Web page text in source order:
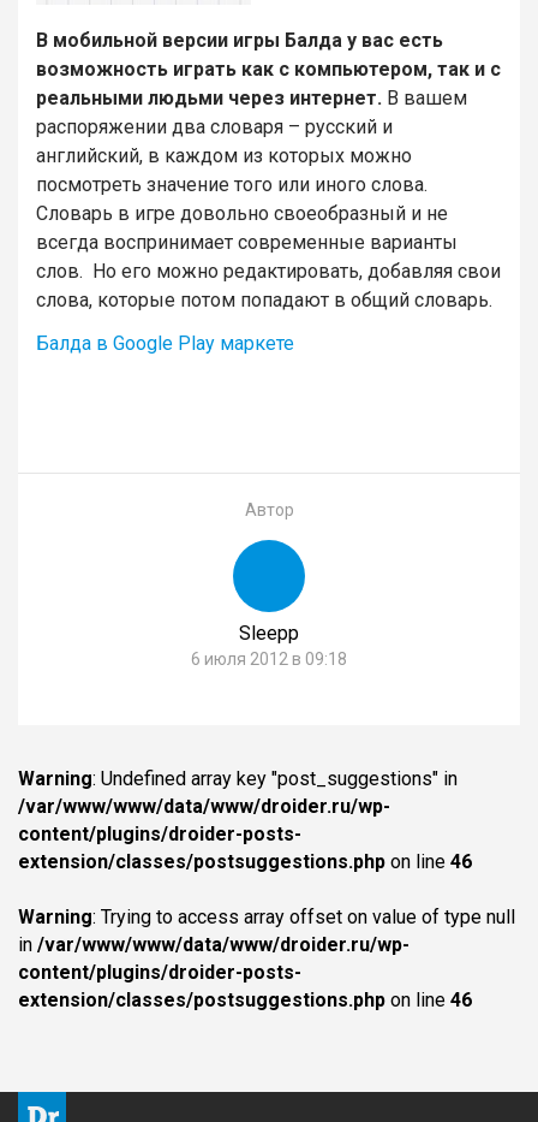
В мобильной версии игры Балда у вас есть
возможность играть как с компьютером, так и с
реальными людьми через интернет. В вашем
распоряжении два словаря – русский и
английский, в каждом из которых можно
посмотреть значение того или иного слова.
Словарь в игре довольно своеобразный и не
всегда воспринимает современные варианты
слов. Но его можно редактировать, добавляя свои
слова, которые потом попадают в общий словарь.
Балда в Google Play маркете
Автор
Sleepp
6 июля 2012 в 09:18
Warning: Undefined array key "post_suggestions" in
/var/www/www/data/www/droider.ru/wp-
content/plugins/droider-posts-
extension/classes/postsuggestions.php on line 46
Warning: Trying to access array offset on value of type null
in /var/www/www/data/www/droider.ru/wp-
content/plugins/droider-posts-
extension/classes/postsuggestions.php on line 46